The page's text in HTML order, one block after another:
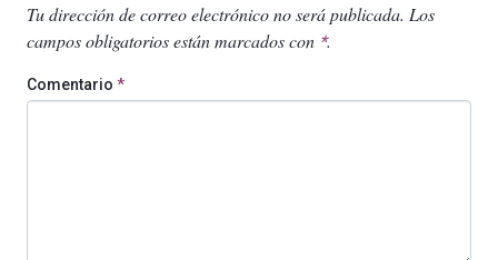
Tu dirección de correo electrónico no será publicada. Los
campos obligatorios están marcados con *.
Comentario *